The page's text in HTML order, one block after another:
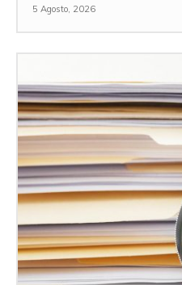
5 Agosto, 2026